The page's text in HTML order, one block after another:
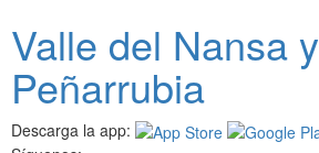
contenido
principal
Valle del Nansay
Peñarrubia
Descarga la app: